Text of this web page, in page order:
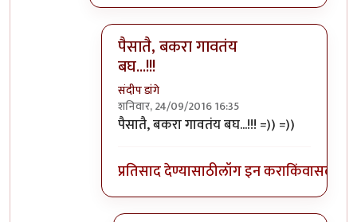
पैसातै, बकरा गावतंय
बघ...!!!
संदीप डांगे
शनिवार, 24/09/2016 16:35
In reply toडांगे साहबांचे प्रतिसाद म्हणजे
पैसातै, बकरा गावतंय बघ...!!! =)) =))
प्रतिसाद देण्यासाठीलॉग इन कराकिंवासदस्य